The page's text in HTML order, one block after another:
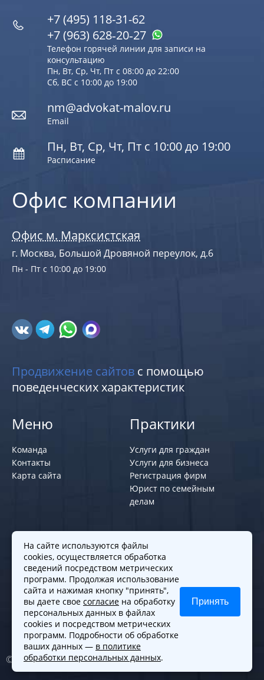
Офис компании
Офис м. Марксистская
г. Москва, Большой Дровяной переулок, д.6
Пн - Пт с 10:00 до 19:00
+7 (495) 118-31-62
+7 (963) 628‑20‑27
Телефон горячей линии для записи на
консультацию
Пн, Вт, Ср, Чт, Пт с 08:00 до 22:00
Сб, ВС с 10:00 до 19:00
nm@advokat-malov.ru
Email
Пн, Вт, Ср, Чт, Пт с 10:00 до 19:00
Расписание
Продвижение сайтов с помощью
поведенческих характеристик
Меню
Команда
Контакты
Карта сайта
Практики
Услуги для граждан
Услуги для бизнеса
Регистрация фирм
Юрист по семейным
делам
Политики и правила
Политика обработки персональных
данных
Согласие на обработку cookies
Согласие на обработку персональных
данных
© 2010-2026. Все права защищены
На сайте используются файлы
cookies, осуществляется обработка
сведений посредством метрических
программ. Продолжая использование
сайта и нажимая кнопку "принять",
вы даете свое согласие на обработку
персональных данных в файлах
cookies и посредством метрических
программ. Подробности об обработке
ваших данных — в политике
обработки персональных данных.
Принять